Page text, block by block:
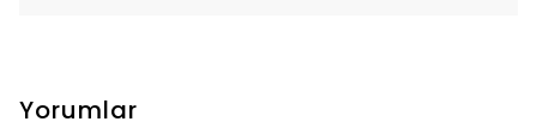
Yorumlar